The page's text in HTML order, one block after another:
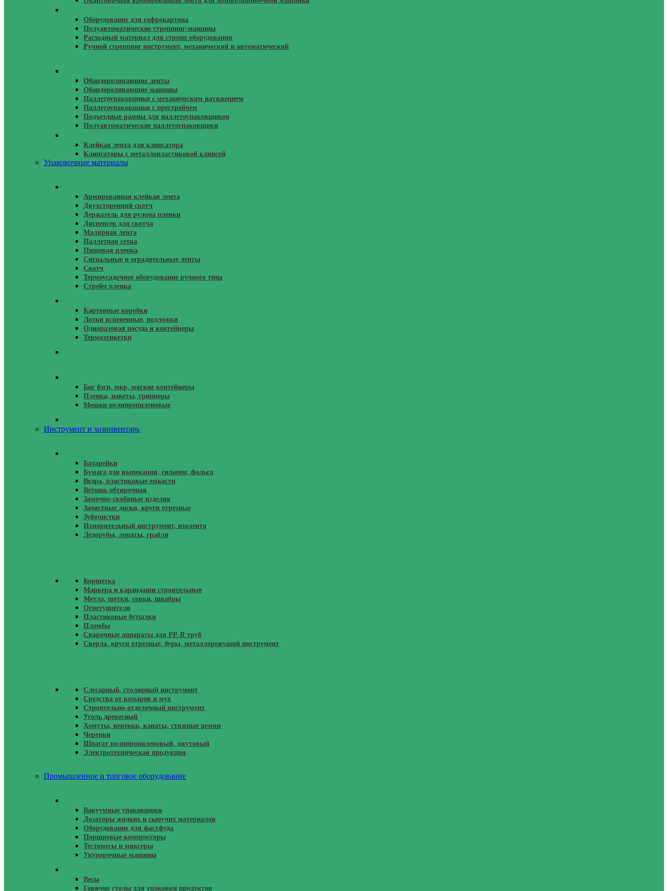
Оборудование для гофрокартона
Полуавтоматические стреппинг-машины
Расходный материал для стрепп оборудования
Ручной стреппинг инструмент, механический и автоматический
Обандероливающие ленты
Обандероливающие машины
Паллетоупаковщики с механическим натяжением
Паллетоупаковщики с престрейчем
Подъездные рампы для паллетоупаковщиков
Полуавтоматические паллетоупаковщики
Клейкая лента для клипсатора
Клипсаторы с металлопластиковой клипсой
Упаковочные материалы
Армированная клейкая лента
Двухсторонний скотч
Держатель для рулона пленки
Диспенсер для скотча
Малярная лента
Паллетная сетка
Пищевая пленка
Сигнальные и оградительные ленты
Скотч
Термоусадочное оборудование ручного типа
Стрейч пленка
Картонные коробки
Лотки вспененные, подложки
Одноразовая посуда и контейнеры
Термоэтикетки
Биг бэги, мкр, мягкие контейнеры
Пленка, пакеты, грипперы
Мешки полипропиленовые
Инструмент и хозинвентарь
Батарейки
Бумага для выпекания, силапен, фольга
Ведра, пластиковые емкости
Ветошь обтирочная
Замочно-скобяные изделия
Зачистные диски, круги отрезные
Зубочистки
Измерительный инструмент, изолента
Ледорубы, лопаты, грабли
Корщетка
Маркера и карандаши строительные
Метла, щетки, совки, швабры
Огнетушители
Пластиковые бутылки
Пломбы
Сварочные аппараты для PP-R труб
Сверла, круги отрезные, буры, металлорежущий инструмент
Слесарный, столярный инструмент
Средства от комаров и мух
Строительно-отделочный инструмент
Уголь древесный
Хомуты, веревки, канаты, стяжные ремни
Черенки
Шпагат полипропиленовый, джутовый
Электротехническая продукция
Промышленное и торговое оборудование
Вакуумные упаковщики
Дозаторы жидких и сыпучих материалов
Оборудование для фастфуда
Поршневые компрессоры
Тестомесы и миксеры
Укупорочные машины
Весы
Горячие столы для упаковки продуктов